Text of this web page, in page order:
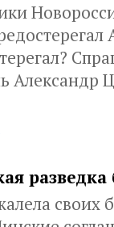
Александр
своих